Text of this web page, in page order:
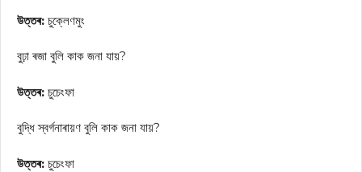
উত্তৰ: চুক্লেণমুং
বুঢ়া ৰজা বুলি কাক জনা যায়?
উত্তৰ: চুচেংফা
বুদ্ধি স্বৰ্গনাৰায়ণ বুলি কাক জনা যায়?
উত্তৰ: চুচেংফা